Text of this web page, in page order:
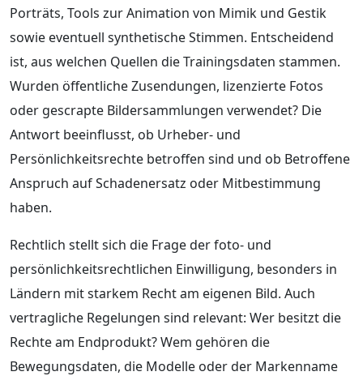
Porträts, Tools zur Animation von Mimik und Gestik
sowie eventuell synthetische Stimmen. Entscheidend
ist, aus welchen Quellen die Trainingsdaten stammen.
Wurden öffentliche Zusendungen, lizenzierte Fotos
oder gescrapte Bildersammlungen verwendet? Die
Antwort beeinflusst, ob Urheber- und
Persönlichkeitsrechte betroffen sind und ob Betroffene
Anspruch auf Schadenersatz oder Mitbestimmung
haben.
Rechtlich stellt sich die Frage der foto- und
persönlichkeitsrechtlichen Einwilligung, besonders in
Ländern mit starkem Recht am eigenen Bild. Auch
vertragliche Regelungen sind relevant: Wer besitzt die
Rechte am Endprodukt? Wem gehören die
Bewegungsdaten, die Modelle oder der Markenname